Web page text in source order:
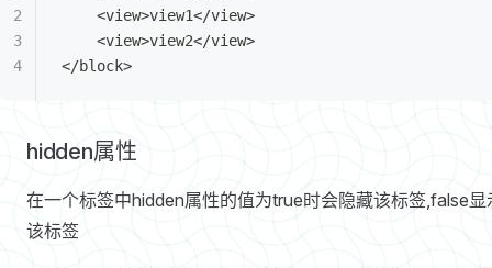
	<view>view1</view>
	<view>view2</view>
</block>
hidden属性
在一个标签中hidden属性的值为true时会隐藏该标签,false显
该标签